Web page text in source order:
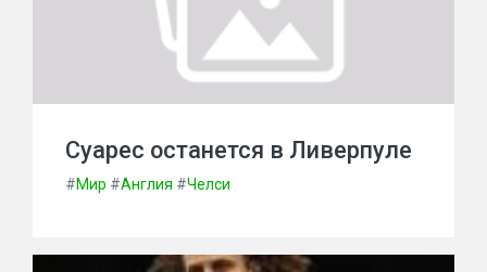
Суарес останется в Ливерпуле
#Мир #Англия #Челси